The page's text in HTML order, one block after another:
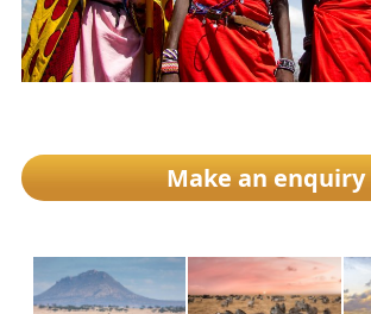
Make an enquiry